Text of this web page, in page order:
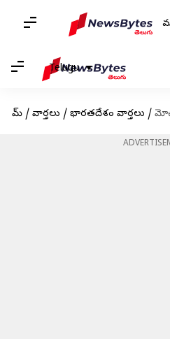
Telugu
హోమ్ / వార్తలు / భారతదేశం వార్తలు / మోచా